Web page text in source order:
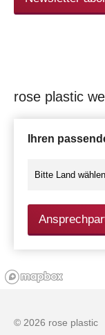
rose plastic
Ihren
© 2026 rose plastic